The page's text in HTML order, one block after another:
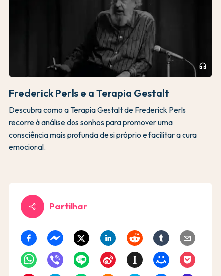
headphones
Frederick Perls e a Terapia Gestalt
Descubra como a Terapia Gestalt de Frederick Perls
recorre à análise dos sonhos para promover uma
consciência mais profunda de si próprio e facilitar a cura
emocional.
share Partilhar